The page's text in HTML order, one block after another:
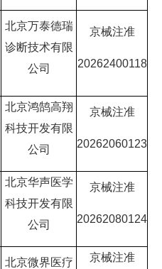
北京万泰德瑞
诊断技术有限
公司
京械注准
20262400118
北京鸿鹄高翔
科技开发有限
公司
京械注准
20262060123
北京华声医学
科技开发有限
公司
京械注准
20262080124
北京微界医疗
京械注准